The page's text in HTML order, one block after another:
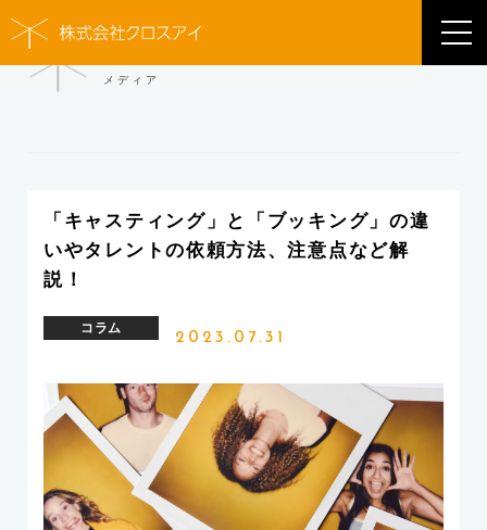
MEDIA
メディア
「キャスティング」と「ブッキング」の違
いやタレントの依頼方法、注意点など解
説！
コラム
2023.07.31